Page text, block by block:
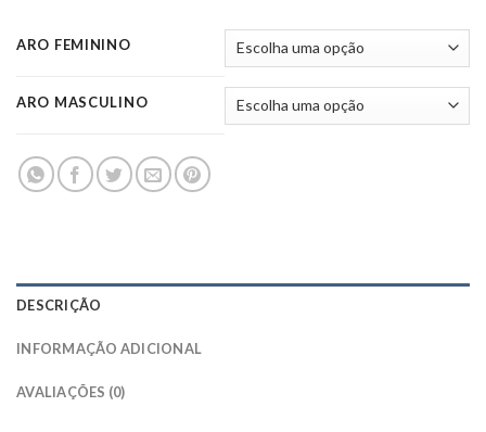
ARO FEMININO
ARO MASCULINO
DESCRIÇÃO
INFORMAÇÃO ADICIONAL
AVALIAÇÕES (0)